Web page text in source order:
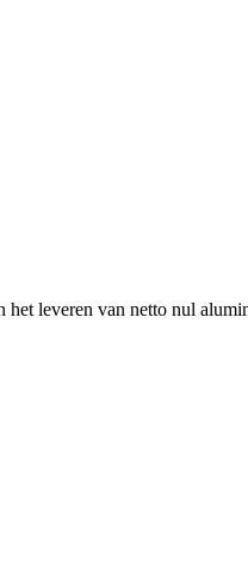
leveren van netto nul